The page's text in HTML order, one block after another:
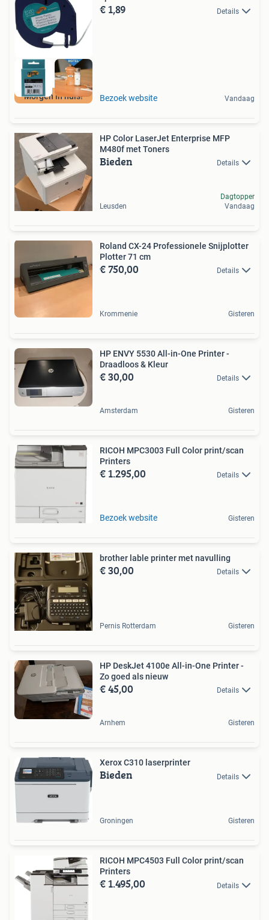
Morgen in huis!
€ 1,89 Details
Bezoek website Vandaag
HP Color LaserJet Enterprise MFP
M480f met Toners
Bieden Details
Leusden
Dagtopper
Vandaag
Roland CX-24 Professionele Snijplotter
Plotter 71 cm
€ 750,00 Details
Krommenie Gisteren
HP ENVY 5530 All-in-One Printer -
Draadloos & Kleur
€ 30,00 Details
Amsterdam Gisteren
RICOH MPC3003 Full Color print/scan
Printers
€ 1.295,00 Details
Bezoek website Gisteren
brother lable printer met navulling
€ 30,00 Details
Pernis Rotterdam Gisteren
HP DeskJet 4100e All-in-One Printer -
Zo goed als nieuw
€ 45,00 Details
Arnhem Gisteren
Xerox C310 laserprinter
Bieden Details
Groningen Gisteren
RICOH MPC4503 Full Color print/scan
Printers
€ 1.495,00 Details